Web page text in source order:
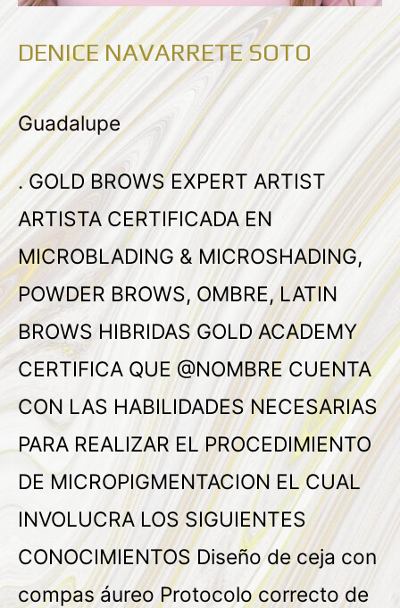
DENICE NAVARRETE SOTO
Guadalupe
. GOLD BROWS EXPERT ARTIST
ARTISTA CERTIFICADA EN
MICROBLADING & MICROSHADING,
POWDER BROWS, OMBRE, LATIN
BROWS HIBRIDAS GOLD ACADEMY
CERTIFICA QUE @NOMBRE CUENTA
CON LAS HABILIDADES NECESARIAS
PARA REALIZAR EL PROCEDIMIENTO
DE MICROPIGMENTACION EL CUAL
INVOLUCRA LOS SIGUIENTES
CONOCIMIENTOS Diseño de ceja con
compas áureo Protocolo correcto de